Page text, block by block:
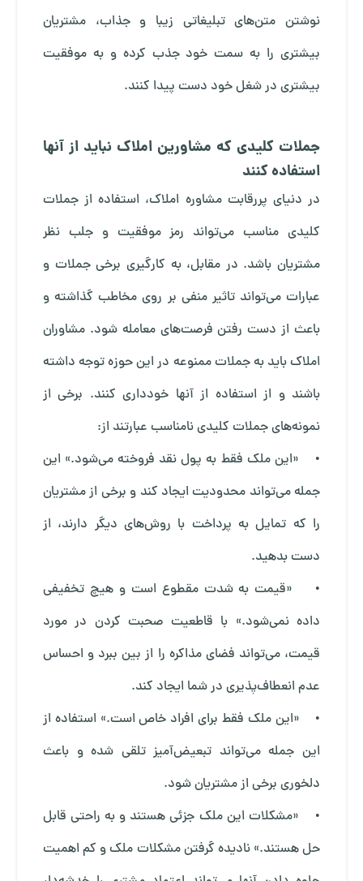
نوشتن متن‌های تبلیغاتی زیبا و جذاب، مشتریان
بیشتری را به سمت خود جذب کرده و به موفقیت
بیشتری در شغل خود دست پیدا کنند.
جملات کلیدی که مشاورین املاک نباید از آنها
استفاده کنند
در دنیای پررقابت مشاوره املاک، استفاده از جملات
کلیدی مناسب می‌تواند رمز موفقیت و جلب نظر
مشتریان باشد. در مقابل، به کارگیری برخی جملات و
عبارات می‌تواند تاثیر منفی بر روی مخاطب گذاشته و
باعث از دست رفتن فرصت‌های معامله شود. مشاوران
املاک باید به جملات ممنوعه در این حوزه توجه داشته
باشند و از استفاده از آنها خودداری کنند. برخی از
نمونه‌های جملات کلیدی نامناسب عبارتند از:
• «این ملک فقط به پول نقد فروخته می‌شود.» این
جمله می‌تواند محدودیت ایجاد کند و برخی از مشتریان
را که تمایل به پرداخت با روش‌های دیگر دارند، از
دست بدهید.
• «قیمت به شدت مقطوع است و هیچ تخفیفی
داده نمی‌شود.» با قاطعیت صحبت کردن در مورد
قیمت، می‌تواند فضای مذاکره را از بین ببرد و احساس
عدم انعطاف‌پذیری در شما ایجاد کند.
• «این ملک فقط برای افراد خاص است.» استفاده از
این جمله می‌تواند تبعیض‌آمیز تلقی شده و باعث
دلخوری برخی از مشتریان شود.
• «مشکلات این ملک جزئی هستند و به راحتی قابل
حل هستند.» نادیده گرفتن مشکلات ملک و کم اهمیت